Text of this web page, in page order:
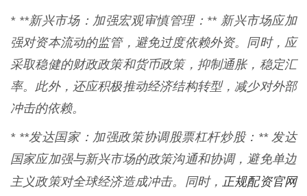
* **新兴市场：加强宏观审慎管理：** 新兴市场应加
强对资本流动的监管，避免过度依赖外资。同时，应
采取稳健的财政政策和货币政策，抑制通胀，稳定汇
率。此外，还应积极推动经济结构转型，减少对外部
冲击的依赖。
* **发达国家：加强政策协调股票杠杆炒股：** 发达
国家应加强与新兴市场的政策沟通和协调，避免单边
主义政策对全球经济造成冲击。同时， 正规配资官网